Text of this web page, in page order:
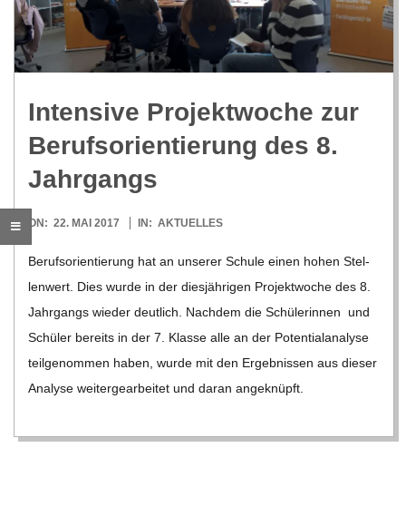
R
E
G
O
L
D
S
C
Inten­sive Pro­jekt­wo­che zur
Berufs­ori­en­tie­rung des 8.
Jahrgangs
2017-
05-
ON: 22. MAI 2017 IN: AKTUELLES
Berufs­ori­en­tie­rung hat an unse­rer Schule einen hohen Stel­
len­wert. Dies wurde in der dies­jäh­ri­gen Pro­jekt­wo­che des 8.
Jahr­gangs wie­der deut­lich. Nach­dem die Schü­le­rin­nen und
Schü­ler bereits in der 7. Klasse alle an der Poten­ti­al­ana­lyse
teil­ge­nom­men haben, wurde mit den Ergeb­nis­sen aus die­ser
Ana­lyse wei­ter­ge­ar­bei­tet und daran ange­knüpft.